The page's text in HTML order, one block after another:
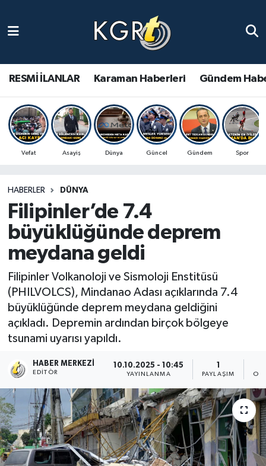
RESMİ İLANLAR Karaman Haberleri Gündem
Vefat Asayiş Dünya Güncel Gündem Spor
HABERLER DÜNYA
Filipinler’de 7.4
büyüklüğünde deprem
meydana geldi
Filipinler Volkanoloji ve Sismoloji Enstitüsü
(PHILVOLCS), Mindanao Adası açıklarında 7.4
büyüklüğünde deprem meydana geldiğini
açıkladı. Depremin ardından birçok bölgeye
tsunami uyarısı yapıldı.
HABER MERKEZI
EDITÖR
10.10.2025 - 10:45
YAYINLANMA
1
PAYLAŞIM
Gündem Haberleri
Güncel Haberler
Spor Haberleri
Ulusal Haberler
Vefat Edenler